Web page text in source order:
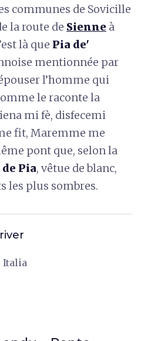
communes de Sovicille
la route de Sienne à
là que Pia de'
mentionnée par
l’homme qui
le raconte la
mi fè, disfecemi
fit, Maremme me
pont que, selon la
Pia, vêtue de blanc,
les plus sombres.
Italia